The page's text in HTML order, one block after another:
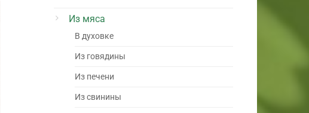
Из мяса
В духовке
Из говядины
Из печени
Из свинины